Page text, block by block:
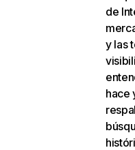
de
y las
hace